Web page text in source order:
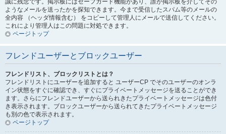
誠に残念です。掲示板にはセーフガード機能があり、誰が掲示板を介してその
ようなメールを送ったかを探知できます。今まで受信したスパム等のメールの
全内容 （ヘッダ情報含む） をコピーして管理人にメールで送信してください。
これにより管理人はこの問題に対処できます。
ページトップ
フレンドユーザーとブロックユーザー
フレンドリスト、ブロックリストとは？
フレンドリストにユーザーを追加すると ユーザーCP でそのユーザーのオンラ
イン状態をすぐに確認でき、すぐにプライベートメッセージを送ることができ
ます。さらにフレンドユーザーから送られきたプライベートメッセージは色付
き表示されます。ブロックユーザーから送られてきたプライベートメッセージ
も別の色で表示されます。
ページトップ